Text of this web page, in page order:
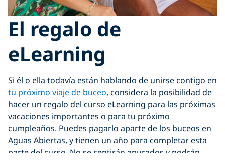
El regalo de
eLearning
Si él o ella todavía están hablando de unirse contigo en
tu próximo viaje de buceo, considera la posibilidad de
hacer un regalo del curso eLearning para las próximas
vacaciones importantes o para tu próximo
cumpleaños. Puedes pagarlo aparte de los buceos en
Aguas Abiertas, y tienen un año para completar esta
parte del curso. No se sentirán apurados y podrán